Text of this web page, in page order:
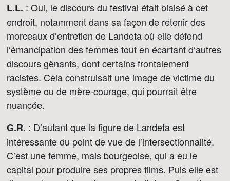
L.L. : Oui, le discours du festival était biaisé à cet
endroit, notamment dans sa façon de retenir des
morceaux d’entretien de Landeta où elle défend
l’émancipation des femmes tout en écartant d’autres
discours gênants, dont certains frontalement
racistes. Cela construisait une image de victime du
système ou de mère-courage, qui pourrait être
nuancée.
G.R. : D’autant que la figure de Landeta est
intéressante du point de vue de l’intersectionnalité.
C’est une femme, mais bourgeoise, qui a eu le
capital pour produire ses propres films. Puis elle est